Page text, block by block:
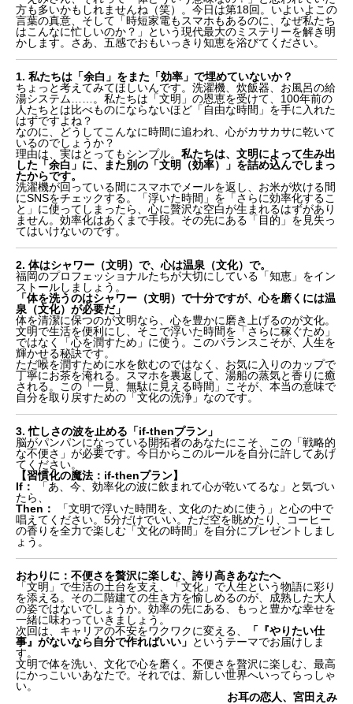
方も多いかもしれませんね（笑）。今日は第18回。いよいよこの
言葉の真意、そして「時短家電もスマホもあるのに、なぜ私たち
はこんなに忙しいのか？」という現代最大のミステリーを解き明
かします。さあ、五感でおもいっきり知恵を浴びてください。
1. 私たちは「余白」をまた「効率」で埋めていないか？
ちょっと考えてみてほしいんです。洗濯機、炊飯器、お風呂の給
湯システム……。私たちは「文明」の恩恵を受けて、100年前の
人たちとは比べものにならないほど「自由な時間」を手に入れた
はずですよね？
なのに、どうしてこんなに時間に追われ、心がカサカサに乾いて
いるのでしょうか？
理由は、実はとってもシンプル。 私たちは、文明によって生み出
した「余白」に、また別の「文明（効率）」を詰め込んでしまっ
たからです。
洗濯機が回っている間にスマホでメールを返し、お米が炊ける間
にSNSをチェックする。「浮いた時間」を「さらに効率化するこ
と」に使ってしまったら、心に贅沢な空白が生まれるはずがあり
ません。効率化はあくまで手段。その先にある「目的」を見失っ
てはいけないのです。
2. 体はシャワー（文明）で、心は温泉（文化）で。
福岡のプロフェッショナルたちが大切にしている「知恵」をイン
ストールしましょう。
「体を洗うのはシャワー（文明）で十分ですが、心を磨くには温
泉（文化）が必要だ」
体を清潔に保つのが文明なら、心を豊かに磨き上げるのが文化。
文明で生活を便利にし、そこで浮いた時間を「さらに稼ぐため」
ではなく「心を潤すため」に使う。このバランスこそが、人生を
輝かせる秘訣です。
ただ喉を潤すために水を飲むのではなく、お気に入りのカップで
丁寧にお茶を淹れる。スマホを裏返して、湯船の蒸気と香りに癒
される。この「一見、無駄に見える時間」こそが、本当の意味で
自分を取り戻すための「文化の洗浄」なのです。
3. 忙しさの波を止める「if-thenプラン」
脳がパンパンになっている開拓者のあなたにこそ、この「戦略的
な不便さ」が必要です。今日からこのルールを自分に許してあげ
てください。
【習慣化の魔法：if-thenプラン】
If：
「あ、今、効率化の波に飲まれて心が乾いてるな」と気づい
たら、
Then：
「文明で浮いた時間を、文化のために使う」と心の中で
唱えてください。5分だけでいい。ただ空を眺めたり、コーヒー
の香りを全力で楽しむ「文化の時間」を自分にプレゼントしまし
ょう。
おわりに：不便さを贅沢に楽しむ、誇り高きあなたへ
「文明」で生活の土台を支え、「文化」で人生という物語に彩り
を添える。その二階建ての生き方を愉しめるのが、成熟した大人
の姿ではないでしょうか。効率の先にある、もっと豊かな幸せを
一緒に味わっていきましょう。
次回は、キャリアの不安をワクワクに変える、
「『やりたい仕
事』がないなら自分で作ればいい」 というテーマでお届けしま
す。
文明で体を洗い、文化で心を磨く。不便さを贅沢に楽しむ、最高
にかっこいいあなたで。それでは、新しい世界へいってらっしゃ
い。
お耳の恋人、宮田えみ